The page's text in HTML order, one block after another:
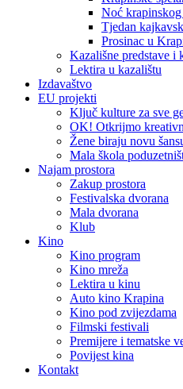
Noć
Tjedan
Prosinac u
Kazališne predstave i
Lektira u kazalištu
Izdavaštvo
EU projekti
Ključ kulture za sve
OK! Otkrijmo
Žene biraju novu
Mala škola
Najam prostora
Zakup prostora
Festivalska dvorana
Mala dvorana
Klub
Kino
Kino program
Kino mreža
Lektira u kinu
Auto kino Krapina
Kino pod zvijezdama
Filmski festivali
Premijere i tematske
Povijest kina
Kontakt